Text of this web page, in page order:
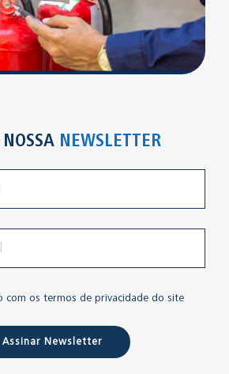
NEWSLETTER
com os termos de privacidade do site
Assinar Newsletter